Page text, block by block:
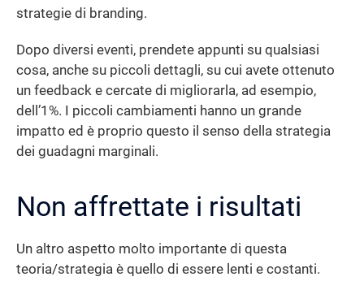
strategie di branding.
Dopo diversi eventi, prendete appunti su qualsiasi
cosa, anche su piccoli dettagli, su cui avete ottenuto
un feedback e cercate di migliorarla, ad esempio,
dell’1%. I piccoli cambiamenti hanno un grande
impatto ed è proprio questo il senso della strategia
dei guadagni marginali.
Non affrettate i risultati
Un altro aspetto molto importante di questa
teoria/strategia è quello di essere lenti e costanti.